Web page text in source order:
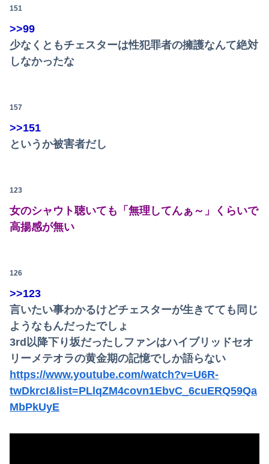
151
>>99
少なくともチェスターは性犯罪者の擁護なんて絶対
しなかったな
157
>>151
というか被害者だし
123
女のシャウト聴いても「無理してんぁ～」くらいで
高揚感が無い
126
>>123
言いたい事わかるけどチェスターが生きてても同じ
ようなもんだったでしょ
3rd以降下り坂だったしファンはハイブリッドセオ
リーメテオラの黄金期の記憶でしか語らない
https://www.youtube.com/watch?v=U6R-
twDkrcI&list=PLlqZM4covn1EbvC_6cuERQ59Qa
MbPkUyE